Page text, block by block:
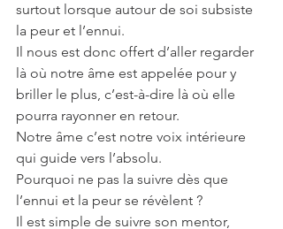
surtout lorsque autour de soi subsiste
la peur et l’ennui.
Il nous est donc offert d’aller regarder
là où notre âme est appelée pour y
briller le plus, c’est-à-dire là où elle
pourra rayonner en retour.
Notre âme c’est notre voix intérieure
qui guide vers l’absolu.
Pourquoi ne pas la suivre dès que
l’ennui et la peur se révèlent ?
Il est simple de suivre son mentor,